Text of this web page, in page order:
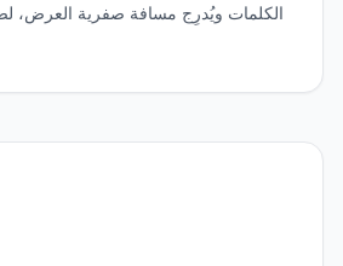
الكلمات ويُدرِج مسافة صفرية العرض،